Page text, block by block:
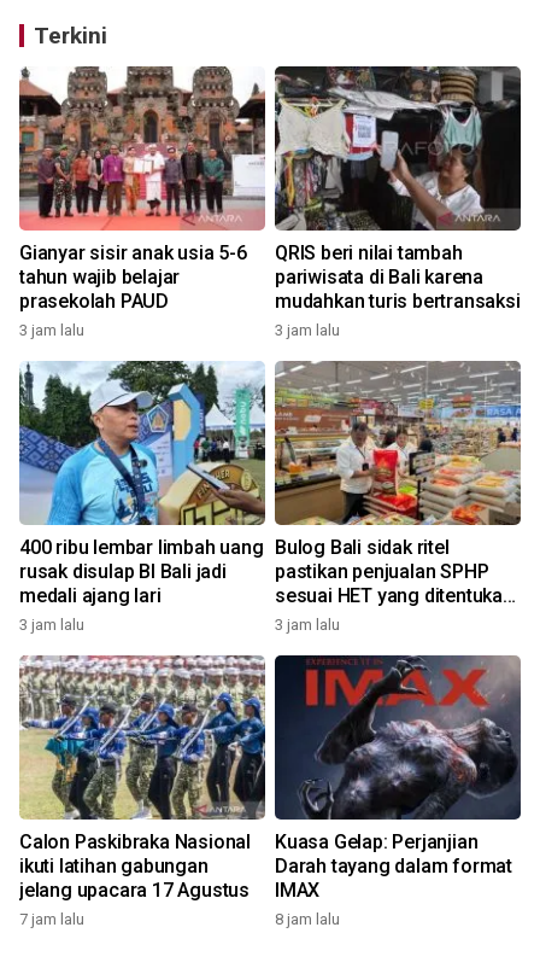
Terkini
Gianyar sisir anak usia 5-6
tahun wajib belajar
prasekolah PAUD
3 jam lalu
QRIS beri nilai tambah
pariwisata di Bali karena
mudahkan turis bertransaksi
3 jam lalu
400 ribu lembar limbah uang
rusak disulap BI Bali jadi
medali ajang lari
3 jam lalu
Bulog Bali sidak ritel
pastikan penjualan SPHP
sesuai HET yang ditentukan
pemerintah
3 jam lalu
Calon Paskibraka Nasional
ikuti latihan gabungan
jelang upacara 17 Agustus
7 jam lalu
Kuasa Gelap: Perjanjian
Darah tayang dalam format
IMAX
8 jam lalu